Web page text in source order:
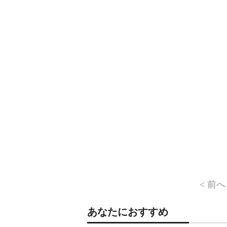
< 前へ
あなたにおすすめ